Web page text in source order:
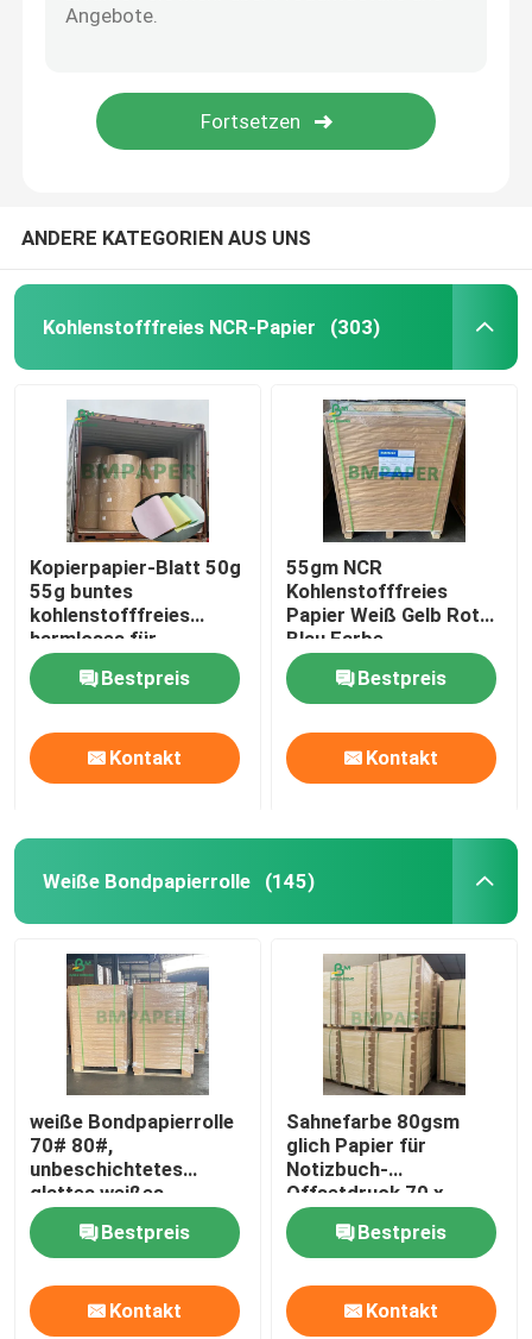
ANDERE KATEGORIEN AUS UNS
Kohlenstofffreies NCR-Papier (303)
Kopierpapier-Blatt 50g
55g buntes
kohlenstofffreies
harmloses für
Rechnungs-Drucken
Bestpreis
Kontakt
55gm NCR
Kohlenstofffreies
Papier Weiß Gelb Rot
Blau Farbe
Rechnungspapier
Schwarz Bild
Bestpreis
Kontakt
Weiße Bondpapierrolle (145)
weiße Bondpapierrolle
70# 80#,
unbeschichtetes
glattes weißes
Offsetdruck-Papier
Bestpreis
Kontakt
Sahnefarbe 80gsm
glich Papier für
Notizbuch-
Offsetdruck 70 x
100cm aus
Bestpreis
Kontakt